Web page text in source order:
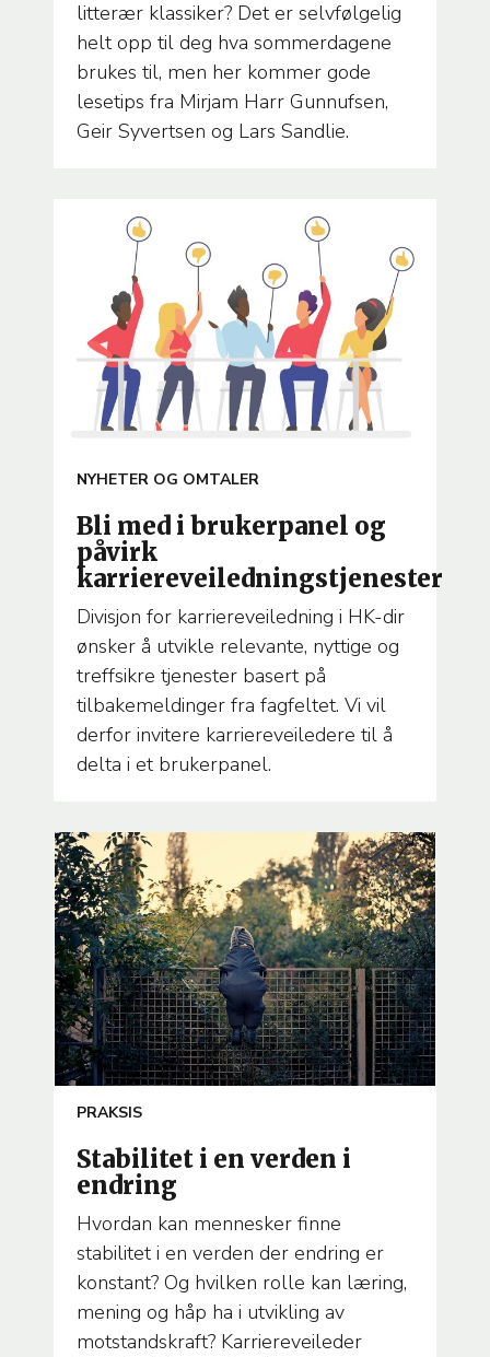
litterær klassiker? Det er selvfølgelig
helt opp til deg hva sommerdagene
brukes til, men her kommer gode
lesetips fra Mirjam Harr Gunnufsen,
Geir Syvertsen og Lars Sandlie.
ARTICLE
NYHETER OG OMTALER
Bli med i brukerpanel og
påvirk
karriereveiledningstjenester
Divisjon for karriereveiledning i HK-dir
ønsker å utvikle relevante, nyttige og
treffsikre tjenester basert på
tilbakemeldinger fra fagfeltet. Vi vil
derfor invitere karriereveiledere til å
delta i et brukerpanel.
ARTICLE
PRAKSIS
Stabilitet i en verden i
endring
Hvordan kan mennesker finne
stabilitet i en verden der endring er
konstant? Og hvilken rolle kan læring,
mening og håp ha i utvikling av
motstandskraft? Karriereveileder